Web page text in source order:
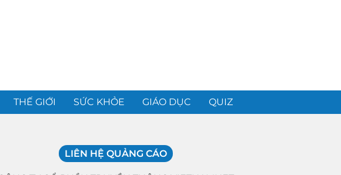
THẾ GIỚI SỨC KHỎE GIÁO DỤC QUIZ
LIÊN HỆ QUẢNG CÁO